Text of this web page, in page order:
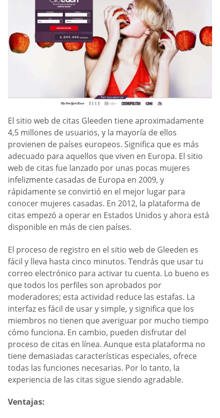
El sitio web de citas Gleeden tiene aproximadamente
4,5 millones de usuarios, y la mayoría de ellos
provienen de países europeos. Significa que es más
adecuado para aquellos que viven en Europa. El sitio
web de citas fue lanzado por unas pocas mujeres
infelizmente casadas de Europa en 2009, y
rápidamente se convirtió en el mejor lugar para
conocer mujeres casadas. En 2012, la plataforma de
citas empezó a operar en Estados Unidos y ahora está
disponible en más de cien países.
El proceso de registro en el sitio web de Gleeden es
fácil y lleva hasta cinco minutos. Tendrás que usar tu
correo electrónico para activar tu cuenta. Lo bueno es
que todos los perfiles son aprobados por
moderadores; esta actividad reduce las estafas. La
interfaz es fácil de usar y simple, y significa que los
miembros no tienen que averiguar por mucho tiempo
cómo funciona. En cambio, pueden disfrutar del
proceso de citas en línea. Aunque esta plataforma no
tiene demasiadas características especiales, ofrece
todas las funciones necesarias. Por lo tanto, la
experiencia de las citas sigue siendo agradable.
Ventajas: